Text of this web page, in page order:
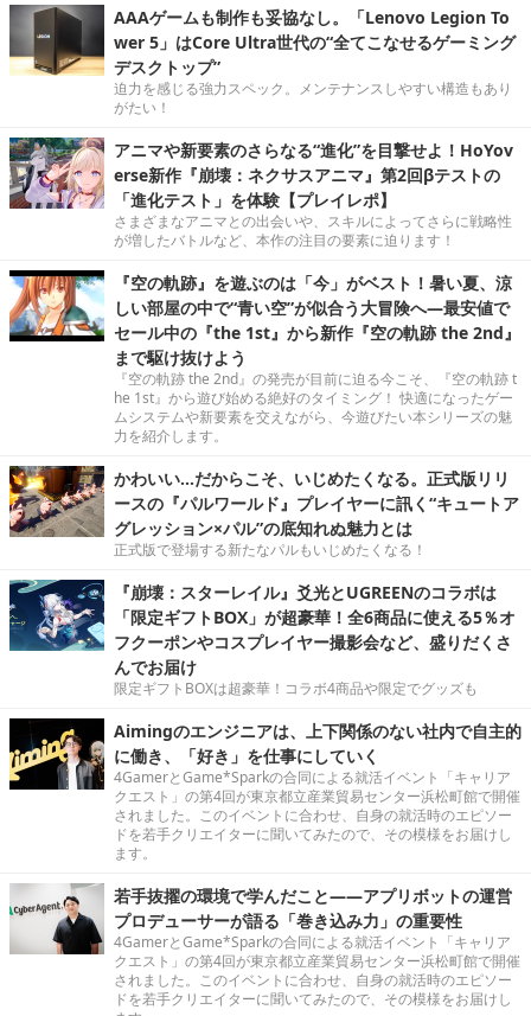
AAAゲームも制作も妥協なし。「Lenovo Legion To
wer 5」はCore Ultra世代の“全てこなせるゲーミング
デスクトップ”
迫力を感じる強力スペック。メンテナンスしやすい構造もあり
がたい！
アニマや新要素のさらなる“進化”を目撃せよ！HoYov
erse新作『崩壊：ネクサスアニマ』第2回βテストの
「進化テスト」を体験【プレイレポ】
さまざまなアニマとの出会いや、スキルによってさらに戦略性
が増したバトルなど、本作の注目の要素に迫ります！
『空の軌跡』を遊ぶのは「今」がベスト！暑い夏、涼
しい部屋の中で“青い空”が似合う大冒険へ―最安値で
セール中の『the 1st』から新作『空の軌跡 the 2nd』
まで駆け抜けよう
『空の軌跡 the 2nd』の発売が目前に迫る今こそ、『空の軌跡 t
he 1st』から遊び始める絶好のタイミング！ 快適になったゲー
ムシステムや新要素を交えながら、今遊びたい本シリーズの魅
力を紹介します。
かわいい…だからこそ、いじめたくなる。正式版リリ
ースの『パルワールド』プレイヤーに訊く“キュートア
グレッション×パル”の底知れぬ魅力とは
正式版で登場する新たなパルもいじめたくなる！
『崩壊：スターレイル』爻光とUGREENのコラボは
「限定ギフトBOX」が超豪華！全6商品に使える5％オ
フクーポンやコスプレイヤー撮影会など、盛りだくさ
んでお届け
限定ギフトBOXは超豪華！コラボ4商品や限定でグッズも
Aimingのエンジニアは、上下関係のない社内で自主的
に働き、「好き」を仕事にしていく
4GamerとGame*Sparkの合同による就活イベント「キャリア
クエスト」の第4回が東京都立産業貿易センター浜松町館で開催
されました。このイベントに合わせ、自身の就活時のエピソー
ドを若手クリエイターに聞いてみたので、その模様をお届けし
ます。
若手抜擢の環境で学んだこと――アプリボットの運営
プロデューサーが語る「巻き込み力」の重要性
4GamerとGame*Sparkの合同による就活イベント「キャリア
クエスト」の第4回が東京都立産業貿易センター浜松町館で開催
されました。このイベントに合わせ、自身の就活時のエピソー
ドを若手クリエイターに聞いてみたので、その模様をお届けし